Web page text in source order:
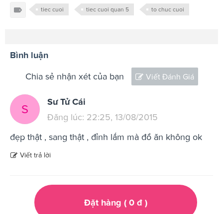
tiec cuoi tiec cuoi quan 5 to chuc cuoi
Bình luận
Chia sẻ nhận xét của bạn Viết Đánh Giá
S
Sư Tử Cái
Đăng lúc: 22:25, 13/08/2015
đẹp thật , sang thật , đỉnh lắm mà đồ ăn không ok
Viết trả lời
Đặt hàng ( 0đ )